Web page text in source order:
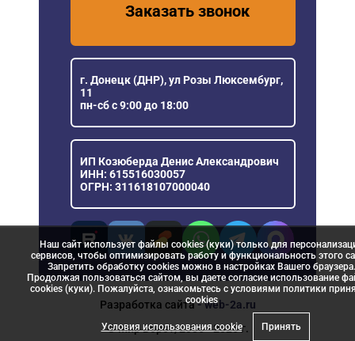
Заказать звонок
г. Донецк (ДНР), ул Розы Люксембург,
11
пн-сб с 9:00 до 18:00
ИП Козюберда Денис Александрович
ИНН: 615516030057
ОГРН: 311618107000040
Разработка сайта- web-2a.ru
© Мир Ворот, 2006 - 2026 г.
Наш сайт использует файлы cookies (куки) только для
сервисов, чтобы оптимизировать работу и функциональность этого
Запретить обработку cookies можно в настройках Вашего браузера.
Продолжая пользоваться сайтом, вы даете согласие использование
cookies (куки). Пожалуйста, ознакомьтесь с условиями политики
сookies
Условия использования cookie Принять